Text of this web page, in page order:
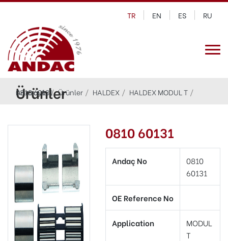
TR EN ES RU
Ürünler
Anasayfa Ürünler HALDEX HALDEX MODUL T
0810 60131
0810 60131
Andaç No
0810
60131
OE Reference No
Application
MODUL
T